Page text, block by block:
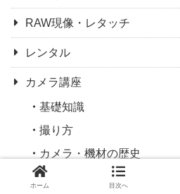
RAW現像・レタッチ
レンタル
カメラ講座
基礎知識
撮り方
カメラ・機材の歴史
ホーム 目次へ